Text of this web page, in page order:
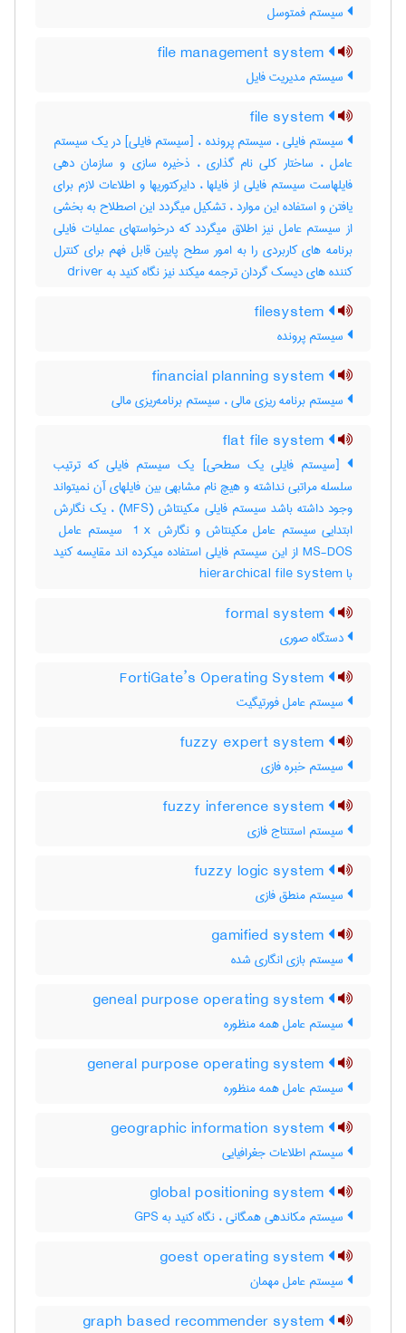
سیستم فمتوسل
سیستم مدیریت فایل
سیستم فایلی ، سیستم پرونده ، [سیستم فایلی] در یک سیستم
عامل ، ساختار کلی نام گذاری ، ذخیره سازی و سازمان دهی
فایلهاست سیستم فایلی از فایلها ، دایرکتوریها و اطلاعات لازم برای
یافتن و استفاده این موارد ، تشکیل میگردد این اصطلاح به بخشی
از سیستم عامل نیز اطلاق میگردد که درخواستهای عملیات فایلی
برنامه های کاربردی را به امور سطح پایین قابل فهم برای کنترل
کننده های دیسک گردان ترجمه میکند نیز نگاه کنید به ‎ driver
سیستم پرونده
سیستم برنامه ریزی مالی ، سیستم برنامه‌ریزی مالی
[سیستم فایلی یک سطحی] یک سیستم فایلی که ترتیب
سلسله مراتبی نداشته و هیچ نام مشابهی بین فایلهای آن نمیتواند
وجود داشته باشد سیستم فایلی مکینتاش (‎MFS) ، یک نگارش
MS-DOS از این سیستم فایلی استفاده میکرده اند مقایسه کنید
با ‎ hierarchical file system
دستگاه صوری
سیستم عامل فورتیگیت
سیستم خبره فازی
سیستم استنتاج فازی
سیستم منطق فازی
سیستم بازی انگاری شده
سیستم عامل همه منظوره
سیستم عامل همه منظوره
سیستم اطلاعات جغرافیایی
سیستم مکاندهی همگانی ، نگاه کنید به GPS
سیستم عامل مهمان